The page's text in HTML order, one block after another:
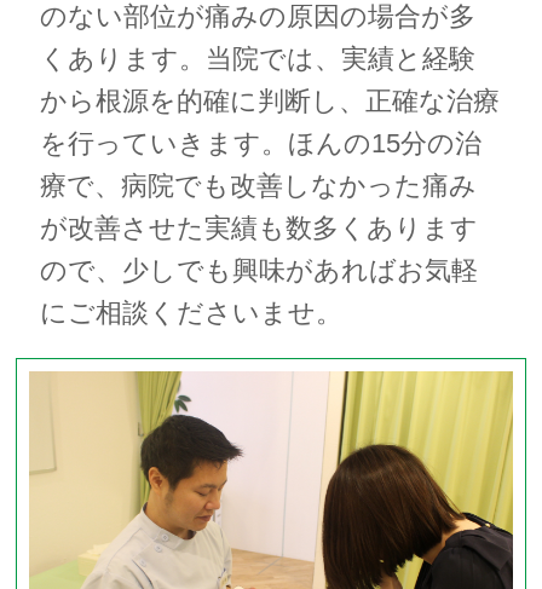
のない部位が痛みの原因の場合が多
くあります。当院では、実績と経験
から根源を的確に判断し、正確な治療
を行っていきます。ほんの15分の治
療で、病院でも改善しなかった痛み
が改善させた実績も数多くあります
ので、少しでも興味があればお気軽
にご相談くださいませ。